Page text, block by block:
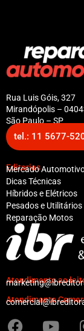
Rua Luis Góis, 327
Mirandópolis –
São Paulo – SP
tel.: 11 5677-
Editorias
Mercado
Dicas Técnicas
Híbridos e Elétricos
Pesados e Utilitários
Reparação Motos
Atendimento ao
Atendimento
F
Y